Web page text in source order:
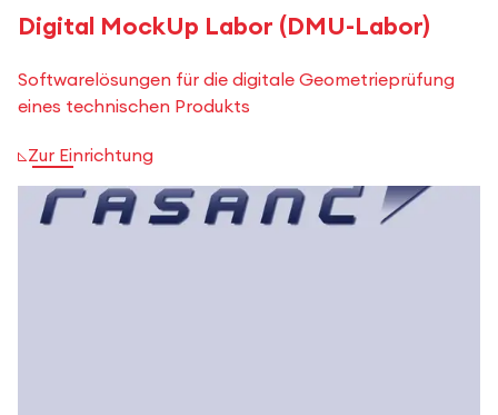
Digital MockUp Labor (DMU-Labor)
Softwarelösungen für die digitale Geometrieprüfung
eines technischen Produkts
Zur Einrichtung